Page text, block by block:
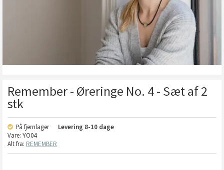
Remember - Øreringe No. 4 - Sæt af 2
stk
På fjernlager Levering 8-10 dage
Vare: YO04
Alt fra: REMEMBER